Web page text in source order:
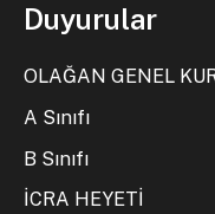
Duyurular
OLAĞAN GENEL
A Sınıfı
B Sınıfı
İCRA HEYETİ